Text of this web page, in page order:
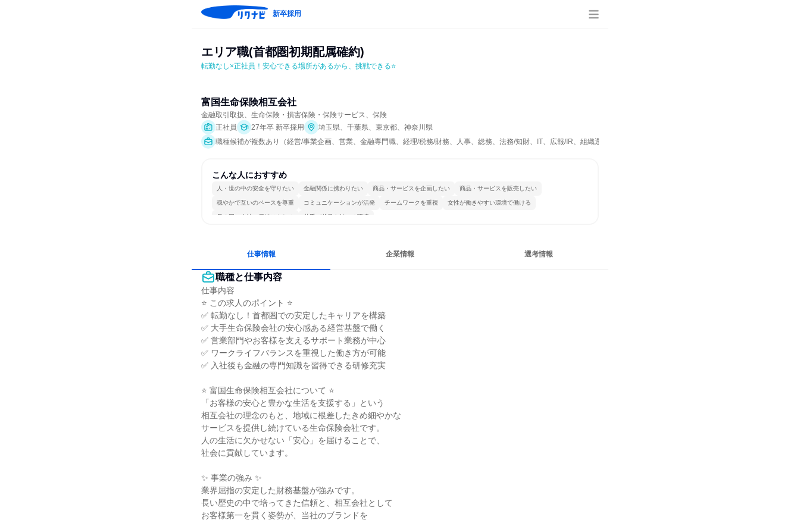
新卒採用
エリア職(首都圏初期配属確約)
転勤なし×正社員！安心できる場所があるから、挑戦できる⭐
富国生命保険相互会社
金融取引取扱、生命保険・損害保険・保険サービス、保険
正社員
27年卒 新卒採用
埼玉県、千葉県、東京都、神奈川県
職種候補が複数あり（経営/事業企画、営業、金融専門職、経理/税務/財務、人事、総務、法務/知財、IT、広報/IR、組織運営管理・公務員・事務系職種、マーケティング・広告・宣伝
こんな人におすすめ
人・世の中の安全を守りたい 金融関係に携わりたい 商品・サービスを企画したい 商品・サービスを販売したい
穏やかで互いのペースを尊重 コミュニケーションが活発 チームワークを重視 女性が働きやすい環境で働ける
長く同じ会社に居続けられる 若手が裁量を持てる環境
仕事情報 企業情報 選考情報
職種と仕事内容
仕事内容
⭐ この求人のポイント ⭐
✅ 転勤なし！首都圏での安定したキャリアを構築
✅ 大手生命保険会社の安心感ある経営基盤で働く
✅ 営業部門やお客様を支えるサポート業務が中心
✅ ワークライフバランスを重視した働き方が可能
✅ 入社後も金融の専門知識を習得できる研修充実
⭐ 富国生命保険相互会社について ⭐
「お客様の安心と豊かな生活を支援する」という
相互会社の理念のもと、地域に根差したきめ細やかな
サービスを提供し続けている生命保険会社です。
人の生活に欠かせない「安心」を届けることで、
社会に貢献しています。
✨ 事業の強み ✨
業界屈指の安定した財務基盤が強みです。
長い歴史の中で培ってきた信頼と、相互会社として
お客様第一を貫く姿勢が、当社のブランドを